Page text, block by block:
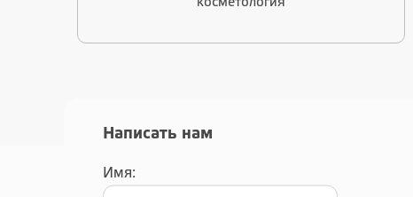
косметология
Написать нам
Имя: